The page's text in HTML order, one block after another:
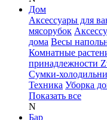
Дом
Аксессуары для
мясорубок
дома Весы
Комнатные
принадлежности
Сумки-
Техника Уборка
Показать все
N
Бар